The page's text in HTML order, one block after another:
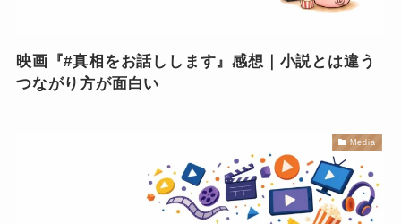
映画『#真相をお話しします』感想｜小説とは違う
つながり方が面白い
Media